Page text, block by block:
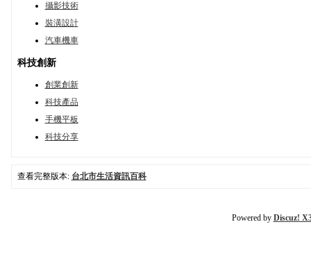
攝影技術
裝潢設計
汽車機車
科技創新
創業創新
科技產品
手機平板
科技分享
查看完整版本: 台北市生活資訊百科
Powered by Discuz!